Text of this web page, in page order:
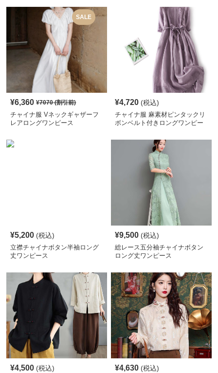
SALE
¥6,360 ¥7070(割引前)
チャイナ服 Vネックギャザーフ
レアロングワンピース
¥4,720 (税込)
チャイナ服 麻素材ピンタックリ
ボンベルト付きロングワンピー
¥5,200 (税込)
立襟チャイナボタン半袖ロング
丈ワンピース
¥9,500 (税込)
総レース五分袖チャイナボタン
ロング丈ワンピース
¥4,500 (税込) ¥4,630 (税込)